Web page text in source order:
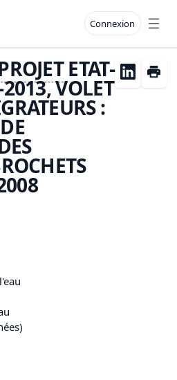
Connexion
ETAT-
VOLET
: